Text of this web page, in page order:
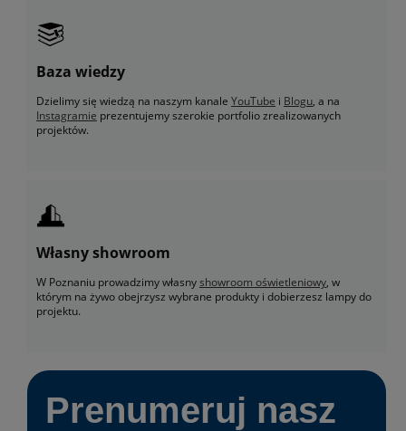
Baza wiedzy
Dzielimy się wiedzą na naszym kanale YouTube i Blogu, a na
Instagramie prezentujemy szerokie portfolio zrealizowanych
projektów.
Własny showroom
W Poznaniu prowadzimy własnyshowroom oświetleniowy, w
którym na żywo obejrzysz wybrane produkty i dobierzesz lampy do
projektu.
Prenumeruj nasz